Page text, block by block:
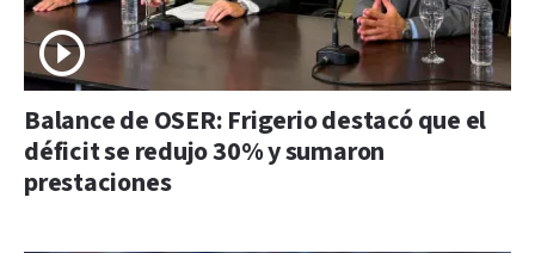
Balance de OSER: Frigerio destacó que el
déficit se redujo 30% y sumaron
prestaciones